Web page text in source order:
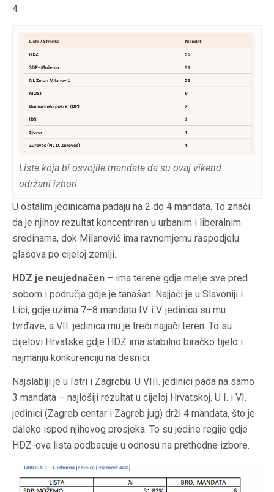
4.
Liste koja bi osvojile mandate da su ovaj vikend
održani izbori
U ostalim jedinicama padaju na 2 do 4 mandata. To znači
da je njihov rezultat koncentriran u urbanim i liberalnim
sredinama, dok Milanović ima ravnomjernu raspodjelu
glasova po cijeloj zemlji.
HDZ je neujednačen – ima terene gdje melje sve pred
sobom i područja gdje je tanašan. Najjači je u Slavoniji i
Lici, gdje uzima 7–8 mandata IV. i V. jedinica su mu
tvrđave, a VII. jedinica mu je treći najjači teren. To su
dijelovi Hrvatske gdje HDZ ima stabilno biračko tijelo i
najmanju konkurenciju na desnici.
Najslabiji je u Istri i Zagrebu. U VIII. jedinici pada na samo
3 mandata – najlošiji rezultat u cijeloj Hrvatskoj. U I. i VI.
jedinici (Zagreb centar i Zagreb jug) drži 4 mandata, što je
daleko ispod njihovog prosjeka. To su jedine regije gdje
HDZ-ova lista podbacuje u odnosu na prethodne izbore.